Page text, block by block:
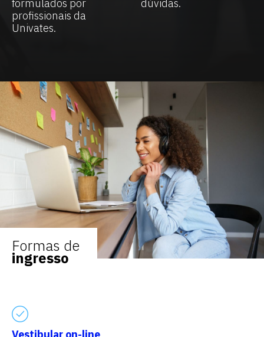
formulados por
profissionais da
Univates.
dúvidas.
Formas de
ingresso